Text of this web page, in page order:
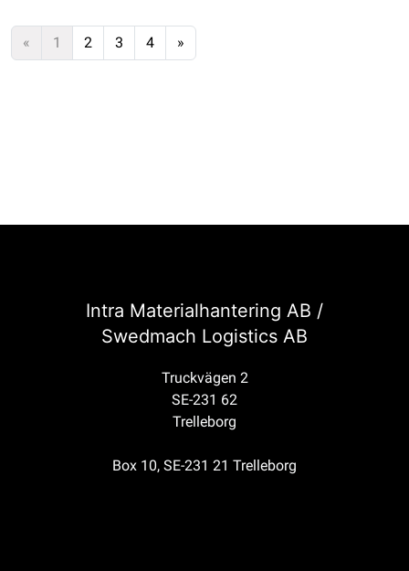
« 1 2 3 4 »
Intra Materialhantering AB /
Swedmach Logistics AB
Truckvägen 2
SE-231 62
Trelleborg
Box 10, SE-231 21 Trelleborg